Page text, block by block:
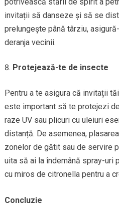
invitații să danseze și să se
prelungește până târziu,
deranja vecinii.
Protejează-te de insecte
Pentru a te asigura că invitații
este important să te protejezi
raze UV sau plicuri cu uleiuri
distanță. De asemenea,
zonelor de gătit sau de servire
uita să ai la îndemână spray-uri
cu miros de citronella pentru a
Concluzie